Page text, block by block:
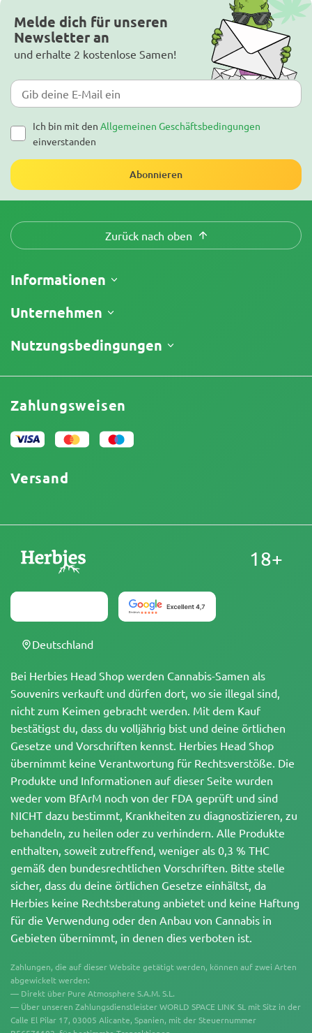
Melde dich für unseren
Newsletter an
und erhalte 2 kostenlose Samen!
Ich bin mit den Allgemeinen Geschäftsbedingungen
einverstanden
Abonnieren
Zurück nach oben
Informationen
Versand
Rückgaberecht
Unternehmen
Über uns
Testberichte
Affiliate-Partnerschaft
Unser Autorenteam
Sitemap
Nutzungsbedingungen
Geschäftsbedingungen
Datenschutzrichtlinie
Cookies-Richtlinie
Impressum
Zahlungsweisen
Versand
Bei Herbies Head Shop werden Cannabis-Samen als
Souvenirs verkauft und dürfen dort, wo sie illegal sind,
nicht zum Keimen gebracht werden. Mit dem Kauf
bestätigst du, dass du volljährig bist und deine örtlichen
Gesetze und Vorschriften kennst. Herbies Head Shop
übernimmt keine Verantwortung für Rechtsverstöße. Die
Produkte und Informationen auf dieser Seite wurden
weder vom BfArM noch von der FDA geprüft und sind
NICHT dazu bestimmt, Krankheiten zu diagnostizieren, zu
behandeln, zu heilen oder zu verhindern. Alle Produkte
enthalten, soweit zutreffend, weniger als 0,3 % THC
gemäß den bundesrechtlichen Vorschriften. Bitte stelle
sicher, dass du deine örtlichen Gesetze einhältst, da
Herbies keine Rechtsberatung anbietet und keine Haftung
für die Verwendung oder den Anbau von Cannabis in
Gebieten übernimmt, in denen dies verboten ist.
Zahlungen, die auf dieser Website getätigt werden, können auf zwei Arten
abgewickelt werden:
— Direkt über Pure Atmosphere S.A.M. S.L.
— Über unseren Zahlungsdienstleister WORLD SPACE LINK SL mit Sitz in der
Calle El Pilar 17, 03005 Alicante, Spanien, mit der Steuernummer
18+
Deutschland